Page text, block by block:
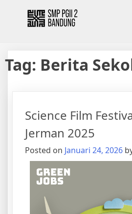
content
SMP PGII 2
We are Mursyid, Muhsin, Mujadid
Tag: Berita
Science Film
Jerman 2025
Posted on Januari 24, 2026